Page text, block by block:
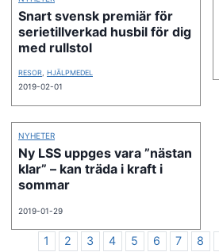
Snart svensk premiär för
serietillverkad husbil för dig
med rullstol
RESOR HJÄLPMEDEL
2019-02-01
NYHETER
Ny LSS uppges vara ”nästan
klar” – kan träda i kraft i
sommar
2019-01-29
1 2 3 4 5 6 7 8